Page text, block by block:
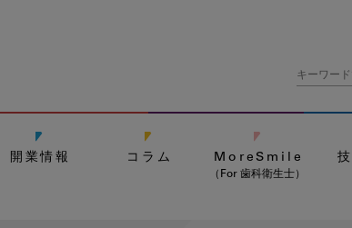
開業情報 コラム MoreSmile
（For 歯科衛生士）